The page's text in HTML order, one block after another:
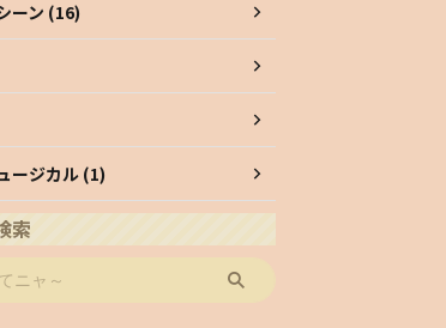
ーン (16)
ージカル (1)
索